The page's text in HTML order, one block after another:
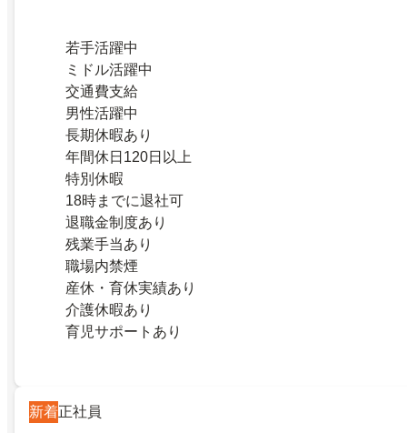
若手活躍中
ミドル活躍中
交通費支給
男性活躍中
長期休暇あり
年間休日120日以上
特別休暇
18時までに退社可
退職金制度あり
残業手当あり
職場内禁煙
産休・育休実績あり
介護休暇あり
育児サポートあり
新着正社員